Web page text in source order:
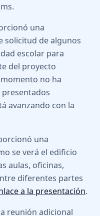
una
solicitud de algunos
escolar para
del proyecto
no ha
avanzando con la
una
se verá el edificio
aulas, oficinas,
diferentes partes
a la presentación.
reunión adicional